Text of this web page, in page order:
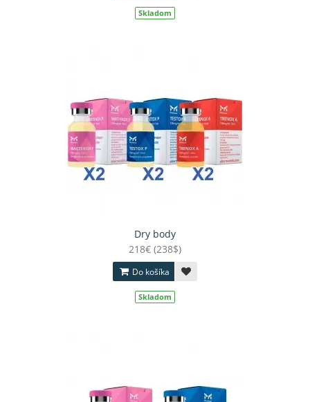
Skladom
Dry body
218€ (238$)
Do košíka
Skladom